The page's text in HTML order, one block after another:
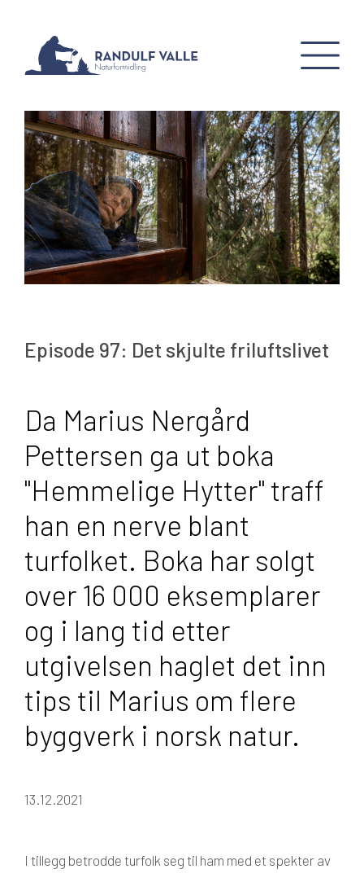
Episode 97: Det skjulte friluftslivet
Da Marius Nergård
Pettersen ga ut boka
"Hemmelige Hytter" traff
han en nerve blant
turfolket. Boka har solgt
over 16 000 eksemplarer
og i lang tid etter
utgivelsen haglet det inn
tips til Marius om flere
byggverk i norsk natur.
13.12.2021
I tillegg betrodde turfolk seg til ham med et spekter av